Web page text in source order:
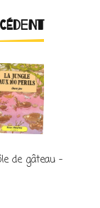
de gâteau –